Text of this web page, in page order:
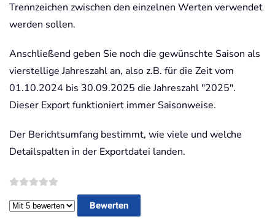
Trennzeichen zwischen den einzelnen Werten verwendet
werden sollen.
Anschließend geben Sie noch die gewünschte Saison als
vierstellige Jahreszahl an, also z.B. für die Zeit vom
01.10.2024 bis 30.09.2025 die Jahreszahl "2025".
Dieser Export funktioniert immer Saisonweise.
Der Berichtsumfang bestimmt, wie viele und welche
Detailspalten in der Exportdatei landen.
Bitte bewerten